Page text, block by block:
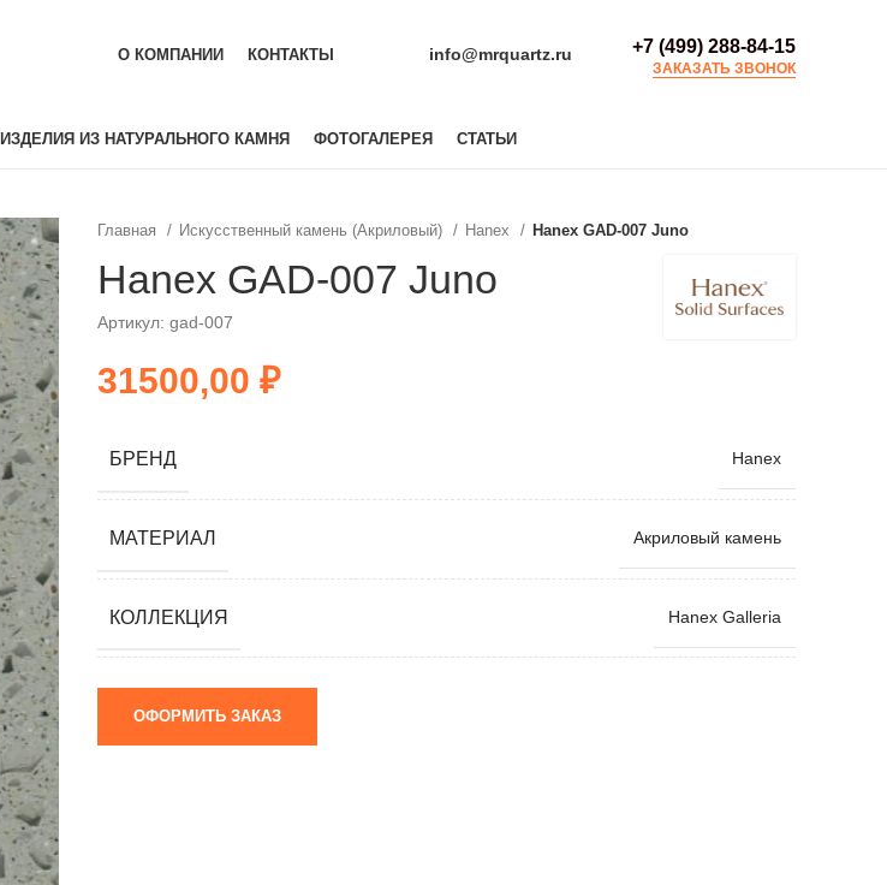
О КОМПАНИИ КОНТАКТЫ info@mrquartz.ru +7 (499) 288-84-15
ЗАКАЗАТЬ ЗВОНОК
Hanex
Grandex
Hi-Macs
Neomarm
Tristone
ИЗДЕЛИЯ ИЗ НАТУРАЛЬНОГО КАМНЯ ФОТОГАЛЕРЕЯ СТАТЬИ
Главная Искусственный камень (Акриловый) Hanex Hanex GAD-007 Juno
Hanex GAD-007 Juno
Артикул: gad-007
₽
БРЕНД Hanex
МАТЕРИАЛ Акриловый камень
КОЛЛЕКЦИЯ Hanex Galleria
ОФОРМИТЬ ЗАКАЗ